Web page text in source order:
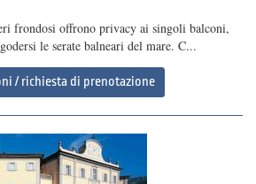
frondosi offrono privacy ai singoli balconi,
le serate balneari del mare. C...
/ richiesta di prenotazione